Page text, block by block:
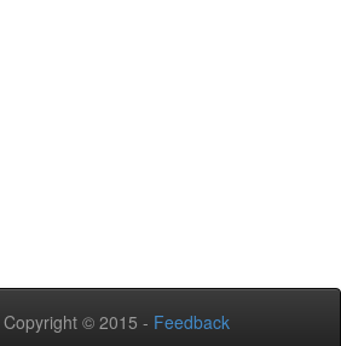
Copyright © 2015 - Feedback